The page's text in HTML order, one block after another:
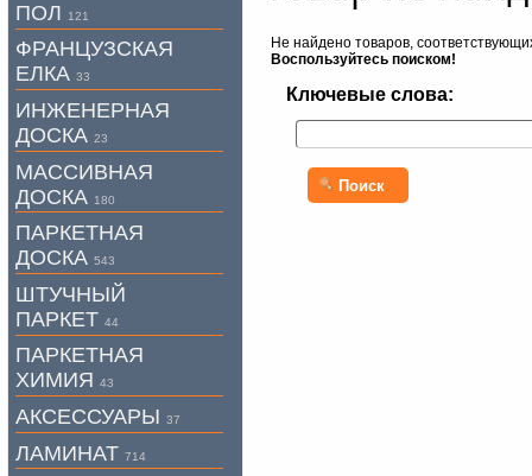
Не найдено товаров,
Воспользуйтесь поиском!
Ключевые слова:
Поиск
ПОЛ
121
ФРАНЦУЗСКАЯ
ЕЛКА 33
ИНЖЕНЕРНАЯ
ДОСКА 23
МАССИВНАЯ
ДОСКА 180
ПАРКЕТНАЯ
ДОСКА 543
ШТУЧНЫЙ
ПАРКЕТ 44
ПАРКЕТНАЯ
ХИМИЯ 43
АКСЕССУАРЫ 37
ЛАМИНАТ 714